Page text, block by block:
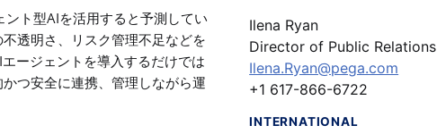
ント型AIを活用する と予測してい
透明さ、リスク管理不足などを
エージェントを導入するだけでは
つ安全に連携、管理しながら運
Ilena Ryan
Director of Public Relations
Ilena.Ryan@pega.com
+1 617-866-6722
INTERNATIONAL